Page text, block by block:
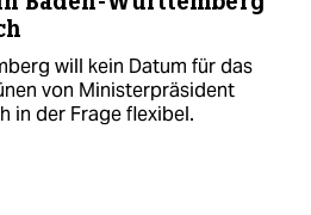
will kein Datum für das
von Ministerpräsident
in der Frage flexibel.